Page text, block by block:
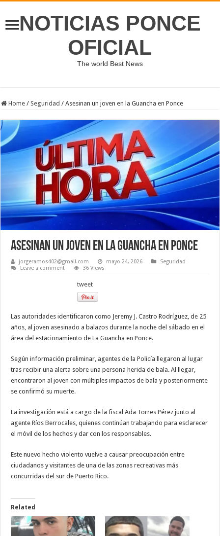
NOTICIAS PONCE
OFICIAL
The world Best News
Home / Seguridad / Asesinan un joven en la Guancha en Ponce
Asesinan un joven en la Guancha en Ponce
jorgeramos402@gmail.com mayo 24, 2026
Seguridad
Leave a comment
36 Views
tweet
Las autoridades identificaron como Jeremy J. Castro Rodríguez, de 25
años, al joven asesinado a balazos durante la noche del sábado en el
área del estacionamiento de La Guancha en Ponce.
Según información preliminar, agentes de la Policía llegaron al lugar
tras recibir una alerta sobre una persona herida de bala. Al llegar,
encontraron al joven con múltiples impactos de bala y posteriormente
se confirmó su muerte.
La investigación está a cargo de la fiscal Ada Torres Pérez junto al
agente Ríos Berrocales, quienes continúan trabajando para esclarecer
el móvil de los hechos y dar con los responsables.
Este nuevo hecho violento vuelve a causar preocupación entre
ciudadanos y visitantes de una de las zonas recreativas más
concurridas del sur de Puerto Rico.
Related